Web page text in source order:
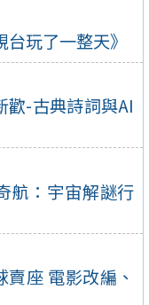
玩了一整天》
歡-古典詩詞與AI
航：宇宙解謎行
座 電影改編、